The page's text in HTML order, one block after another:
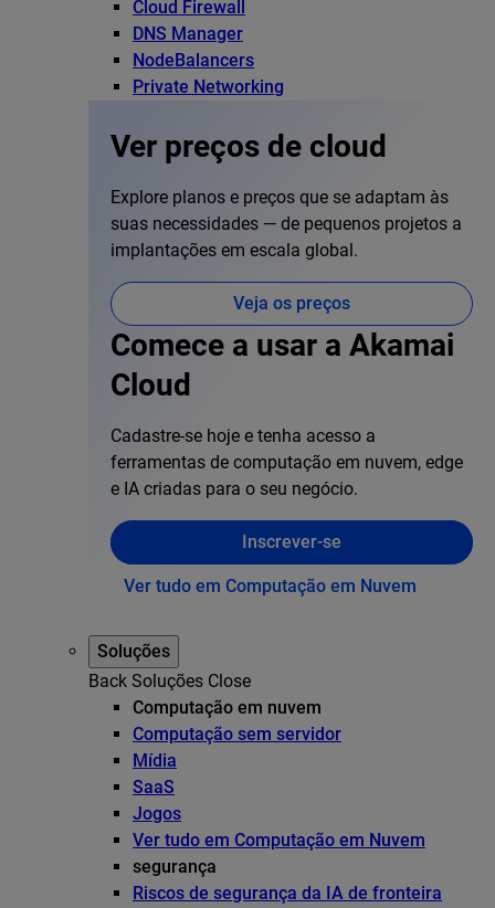
Cloud Firewall
DNS Manager
NodeBalancers
Private Networking
Ver preços de cloud
Explore planos e preços que se adaptam às
suas necessidades — de pequenos projetos a
implantações em escala global.
Veja os preços
Comece a usar a Akamai
Cloud
Cadastre-se hoje e tenha acesso a
ferramentas de computação em nuvem, edge
e IA criadas para o seu negócio.
Inscrever-se
Ver tudo em Computação em Nuvem
Soluções
Back Soluções Close
Computação em nuvem
Computação sem servidor
Mídia
SaaS
Jogos
Ver tudo em Computação em Nuvem
segurança
Riscos de segurança da IA de fronteira